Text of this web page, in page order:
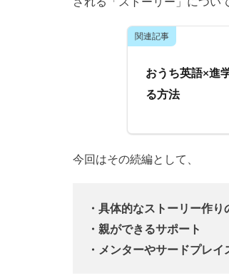
関連記事
おうち英語×進
る方法
今回はその続編として、
・具体的なストーリー作り
・親ができるサポート
・メンターやサードプレイ